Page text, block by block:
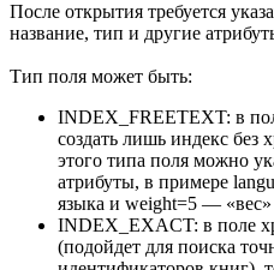
После открытия требуется
название, тип и другие
Тип поля может быть:
INDEX_FREETEXT: в
создать лишь индекс без
этого типа поля можно
атрибуты, в примере
языка и weight=5 —
INDEX_EXACT: в поле
(подойдет для поиска